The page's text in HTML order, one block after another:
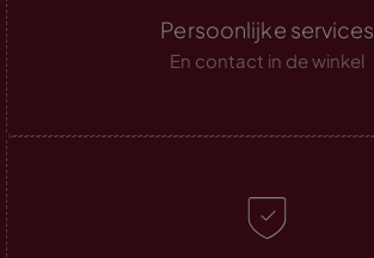
Persoonlijke services
En contact in de winkel